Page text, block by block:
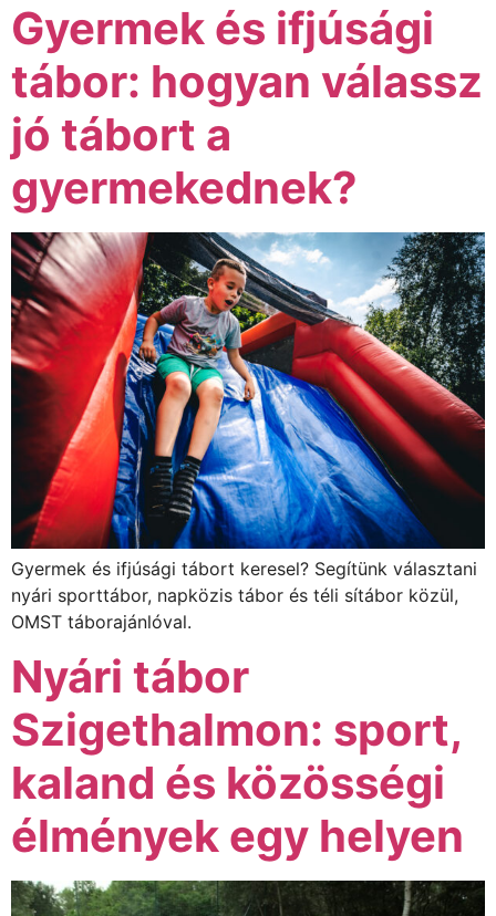
Gyermek és ifjúsági
tábor: hogyan válassz
jó tábort a
gyermekednek?
Gyermek és ifjúsági tábort keresel? Segítünk választani
nyári sporttábor, napközis tábor és téli sítábor közül,
OMST táborajánlóval.
Nyári tábor
Szigethalmon: sport,
kaland és közösségi
élmények egy helyen